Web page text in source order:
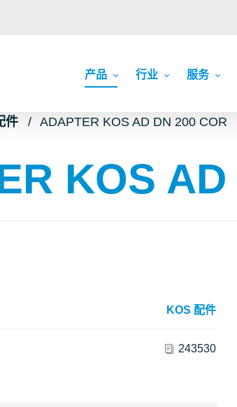
产品 行业 服务
件 ADAPTER KOS AD DN 200 COR
KOS
KOS 配件
243530